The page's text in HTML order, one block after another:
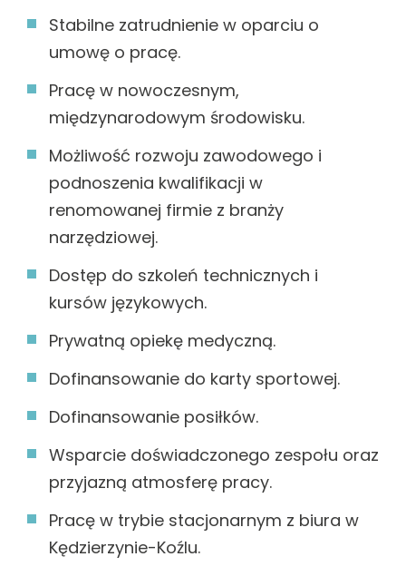
Stabilne zatrudnienie w oparciu o
umowę o pracę.
Pracę w nowoczesnym,
międzynarodowym środowisku.
Możliwość rozwoju zawodowego i
podnoszenia kwalifikacji w
renomowanej firmie z branży
narzędziowej.
Dostęp do szkoleń technicznych i
kursów językowych.
Prywatną opiekę medyczną.
Dofinansowanie do karty sportowej.
Dofinansowanie posiłków.
Wsparcie doświadczonego zespołu oraz
przyjazną atmosferę pracy.
Pracę w trybie stacjonarnym z biura w
Kędzierzynie-Koźlu.